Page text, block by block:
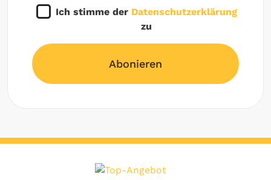
Ich stimme der Datenschutzerklärung
zu
Abonieren